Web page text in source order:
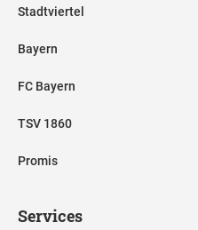
Stadtviertel
Bayern
FC Bayern
TSV 1860
Promis
Services